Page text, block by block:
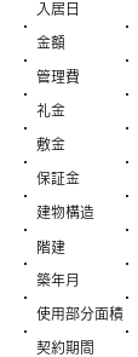
入居日
金額
管理費
礼金
敷金
保証金
建物構造
階建
築年月
使用部分面積
契約期間